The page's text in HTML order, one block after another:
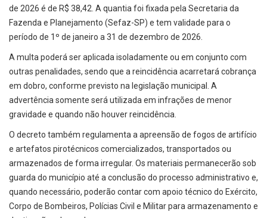
de 2026 é de R$ 38,42. A quantia foi fixada pela Secretaria da
Fazenda e Planejamento (Sefaz-SP) e tem validade para o
período de 1º de janeiro a 31 de dezembro de 2026.
A multa poderá ser aplicada isoladamente ou em conjunto com
outras penalidades, sendo que a reincidência acarretará cobrança
em dobro, conforme previsto na legislação municipal. A
advertência somente será utilizada em infrações de menor
gravidade e quando não houver reincidência.
O decreto também regulamenta a apreensão de fogos de artifício
e artefatos pirotécnicos comercializados, transportados ou
armazenados de forma irregular. Os materiais permanecerão sob
guarda do município até a conclusão do processo administrativo e,
quando necessário, poderão contar com apoio técnico do Exército,
Corpo de Bombeiros, Polícias Civil e Militar para armazenamento e